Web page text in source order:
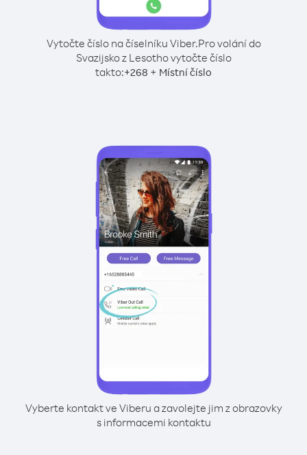
Vytočte číslo na číselníku Viber.Pro volání do
Svazijsko z Lesotho vytočte číslo
takto:+268 + Místní číslo
Vyberte kontakt ve Viberu a zavolejte jim z obrazovky
s informacemi kontaktu